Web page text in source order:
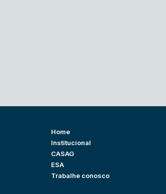
Home
Institucional
CASAG
ESA
Trabalhe conosco